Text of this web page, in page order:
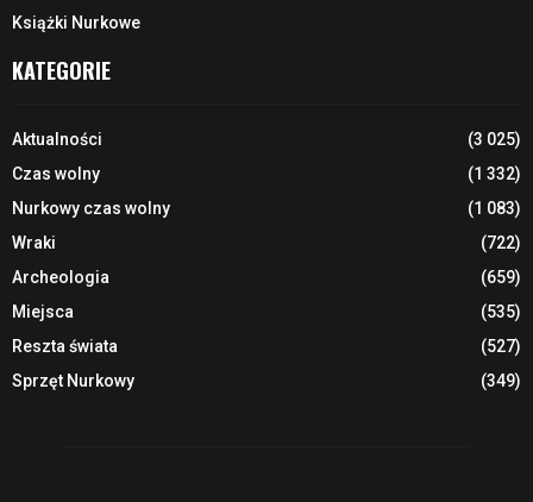
Książki Nurkowe
KATEGORIE
Aktualności
(3 025)
Czas wolny
(1 332)
Nurkowy czas wolny
(1 083)
Wraki
(722)
Archeologia
(659)
Miejsca
(535)
Reszta świata
(527)
Sprzęt Nurkowy
(349)